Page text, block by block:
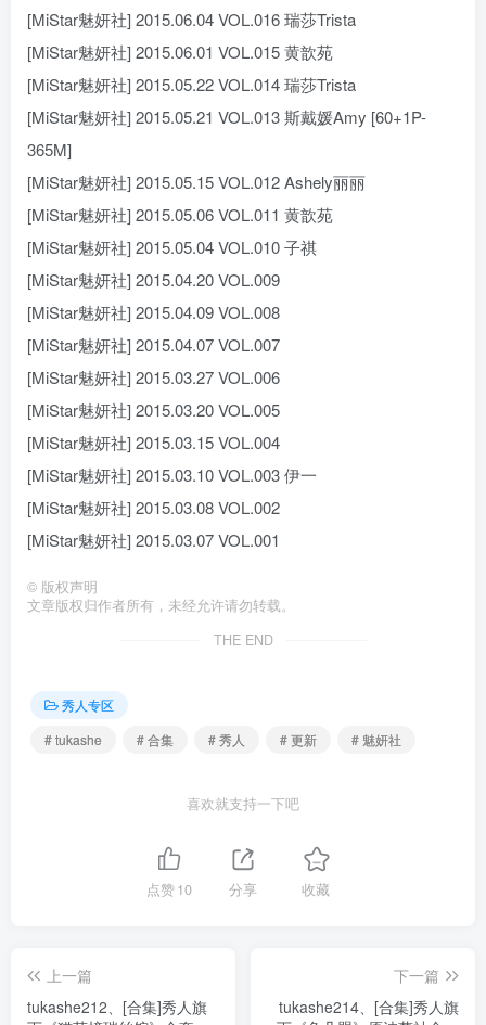
[MiStar魅妍社] 2015.06.04 VOL.016 瑞莎Trista
[MiStar魅妍社] 2015.06.01 VOL.015 黄歆苑
[MiStar魅妍社] 2015.05.22 VOL.014 瑞莎Trista
[MiStar魅妍社] 2015.05.21 VOL.013 斯戴媛Amy [60+1P-
365M]
[MiStar魅妍社] 2015.05.15 VOL.012 Ashely丽丽
[MiStar魅妍社] 2015.05.06 VOL.011 黄歆苑
[MiStar魅妍社] 2015.05.04 VOL.010 子祺
[MiStar魅妍社] 2015.04.20 VOL.009
[MiStar魅妍社] 2015.04.09 VOL.008
[MiStar魅妍社] 2015.04.07 VOL.007
[MiStar魅妍社] 2015.03.27 VOL.006
[MiStar魅妍社] 2015.03.20 VOL.005
[MiStar魅妍社] 2015.03.15 VOL.004
[MiStar魅妍社] 2015.03.10 VOL.003 伊一
[MiStar魅妍社] 2015.03.08 VOL.002
[MiStar魅妍社] 2015.03.07 VOL.001
© 版权声明
文章版权归作者所有，未经允许请勿转载。
THE END
秀人专区
# tukashe
# 合集 # 秀人 # 更新 # 魅妍社
喜欢就支持一下吧
点赞10 分享 收藏
上一篇
tukashe212、[合集]秀人旗
下一篇
tukashe214、[合集]秀人旗